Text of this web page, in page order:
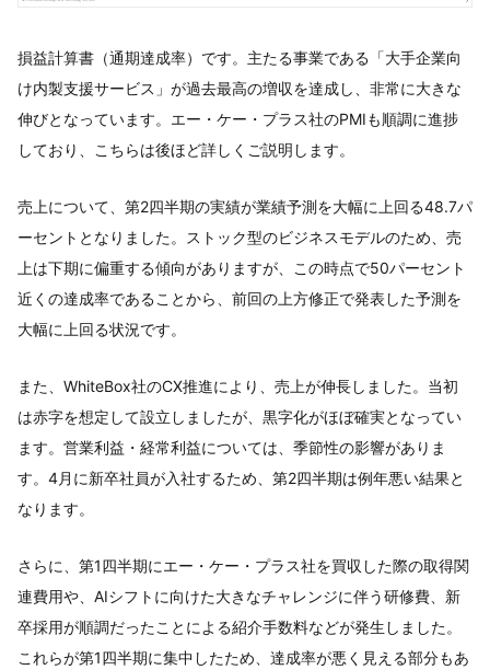
損益計算書（通期達成率）です。主たる事業である「大手企業向
け内製支援サービス」が過去最高の増収を達成し、非常に大きな
伸びとなっています。エー・ケー・プラス社のPMIも順調に進捗
しており、こちらは後ほど詳しくご説明します。
売上について、第2四半期の実績が業績予測を大幅に上回る48.7パ
ーセントとなりました。ストック型のビジネスモデルのため、売
上は下期に偏重する傾向がありますが、この時点で50パーセント
近くの達成率であることから、前回の上方修正で発表した予測を
大幅に上回る状況です。
また、WhiteBox社のCX推進により、売上が伸長しました。当初
は赤字を想定して設立しましたが、黒字化がほぼ確実となってい
ます。営業利益・経常利益については、季節性の影響がありま
す。4月に新卒社員が入社するため、第2四半期は例年悪い結果と
なります。
さらに、第1四半期にエー・ケー・プラス社を買収した際の取得関
連費用や、AIシフトに向けた大きなチャレンジに伴う研修費、新
卒採用が順調だったことによる紹介手数料などが発生しました。
これらが第1四半期に集中したため、達成率が悪く見える部分もあ